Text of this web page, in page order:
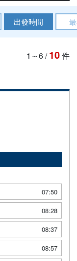
出發時間
1～6/10件
07:50
08:28
08:37
08:57